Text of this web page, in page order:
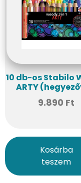
10 db-os Stabilo
ARTY
9.890 Ft
Kosárba
teszem